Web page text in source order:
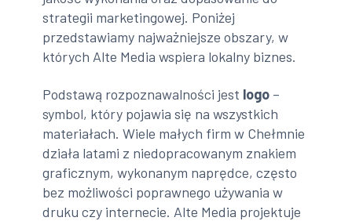
strategii marketingowej. Poniżej
przedstawiamy najważniejsze obszary, w
których Alte Media wspiera lokalny biznes.
Podstawą rozpoznawalności jest logo –
symbol, który pojawia się na wszystkich
materiałach. Wiele małych firm w Chełmnie
działa latami z niedopracowanym znakiem
graficznym, wykonanym naprędce, często
bez możliwości poprawnego używania w
druku czy internecie. Alte Media projektuje